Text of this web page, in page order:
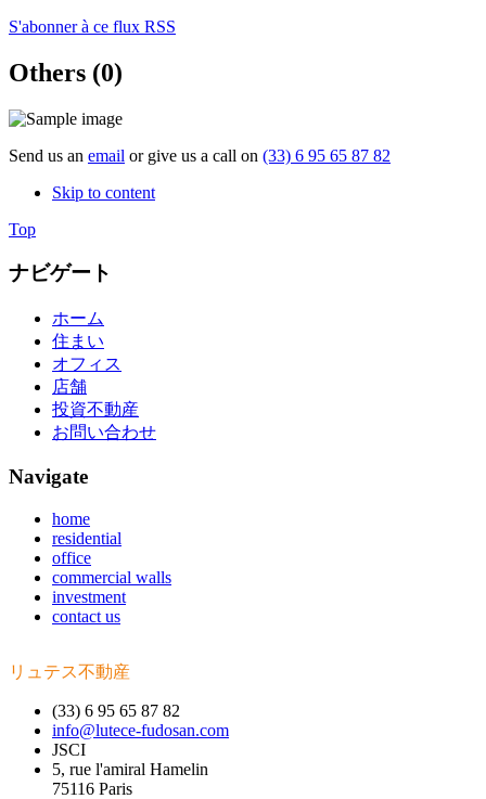
S'abonner à ce flux RSS
Others (0)
Send us an email or give us a call on (33) 6 95 65 87 82
Skip to content
Top
ナビゲート
ホーム
住まい
オフィス
店舗
投資不動産
お問い合わせ
Navigate
home
residential
office
commercial walls
investment
contact us
リュテス不動産
(33) 6 95 65 87 82
info@lutece-fudosan.com
JSCI
5, rue l'amiral Hamelin
75116 Paris